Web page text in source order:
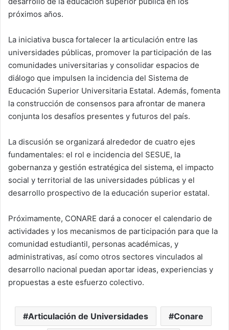
próximos años.
La iniciativa busca fortalecer la articulación entre las
universidades públicas, promover la participación de las
comunidades universitarias y consolidar espacios de
diálogo que impulsen la incidencia del Sistema de
Educación Superior Universitaria Estatal. Además, fomenta
la construcción de consensos para afrontar de manera
conjunta los desafíos presentes y futuros del país.
La discusión se organizará alrededor de cuatro ejes
fundamentales: el rol e incidencia del SESUE, la
gobernanza y gestión estratégica del sistema, el impacto
social y territorial de las universidades públicas y el
desarrollo prospectivo de la educación superior estatal.
Próximamente, CONARE dará a conocer el calendario de
actividades y los mecanismos de participación para que la
comunidad estudiantil, personas académicas, y
administrativas, así como otros sectores vinculados al
desarrollo nacional puedan aportar ideas, experiencias y
propuestas a este esfuerzo colectivo.
Articulación de Universidades Conare